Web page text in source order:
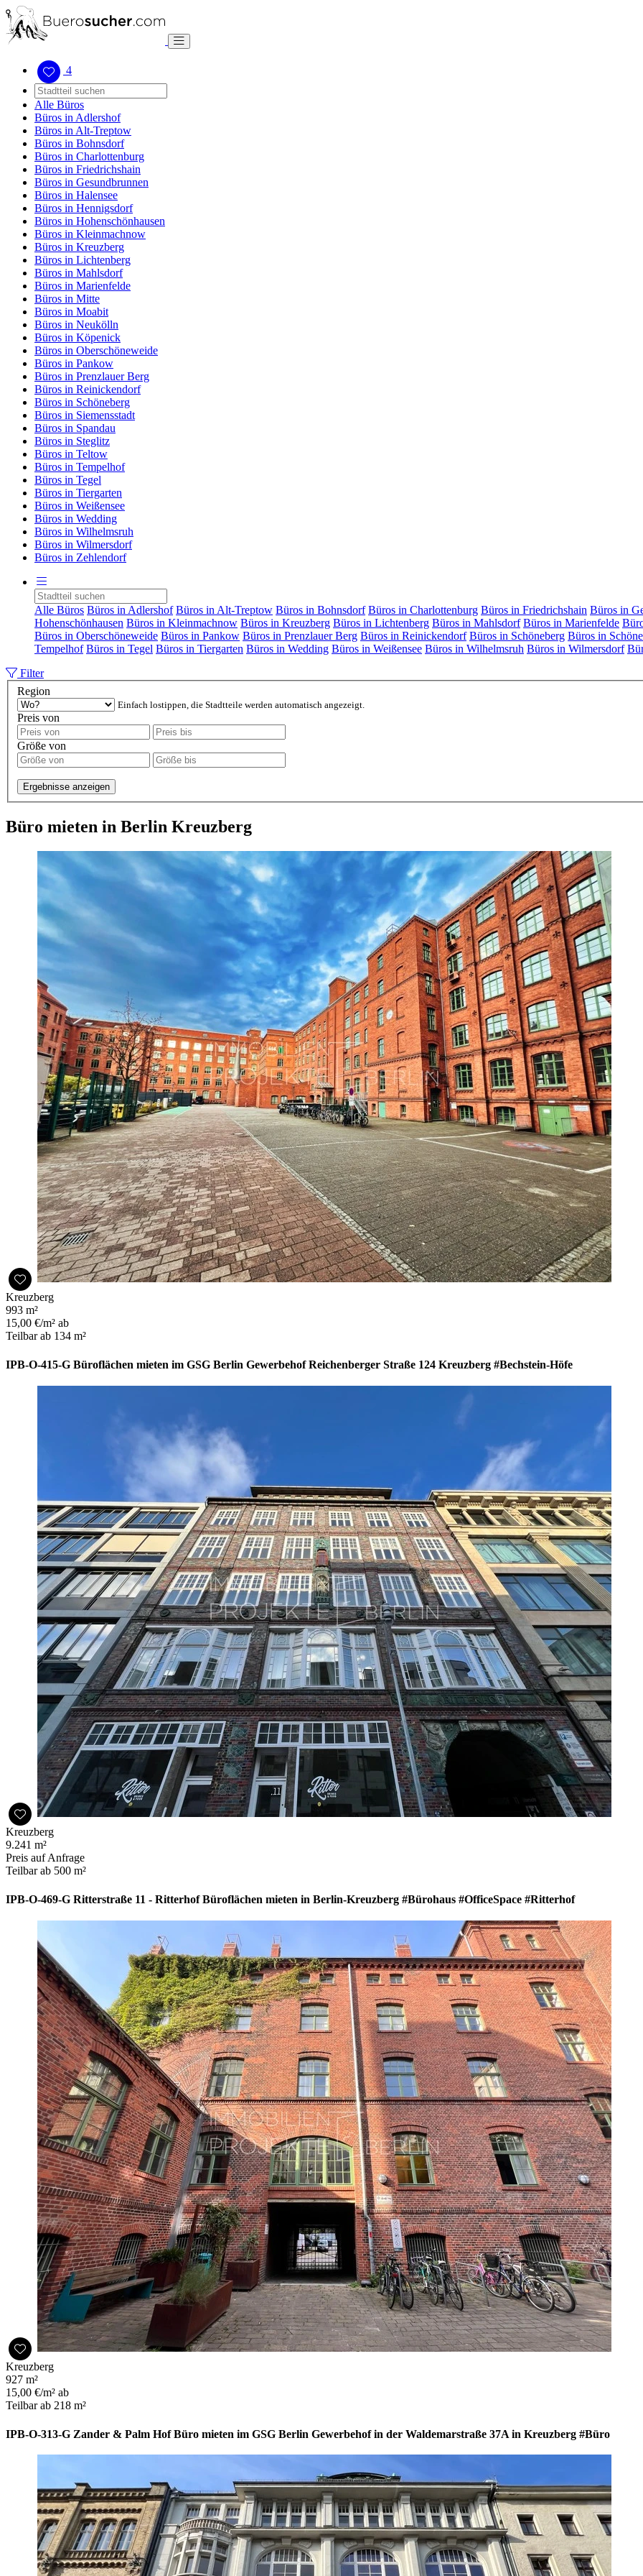
4
Alle Büros
Büros in Adlershof
Büros in Alt-Treptow
Büros in Bohnsdorf
Büros in Charlottenburg
Büros in Friedrichshain
Büros in Gesundbrunnen
Büros in Halensee
Büros in Hennigsdorf
Büros in Hohenschönhausen
Büros in Kleinmachnow
Büros in Kreuzberg
Büros in Lichtenberg
Büros in Mahlsdorf
Büros in Marienfelde
Büros in Mitte
Büros in Moabit
Büros in Neukölln
Büros in Köpenick
Büros in Oberschöneweide
Büros in Pankow
Büros in Prenzlauer Berg
Büros in Reinickendorf
Büros in Schöneberg
Büros in Siemensstadt
Büros in Spandau
Büros in Steglitz
Büros in Teltow
Büros in Tempelhof
Büros in Tegel
Büros in Tiergarten
Büros in Weißensee
Büros in Wedding
Büros in Wilhelmsruh
Büros in Wilmersdorf
Büros in Zehlendorf
Alle Büros Büros in Adlershof Büros in Alt-Treptow Büros in Bohnsdorf Büros in Charlottenburg Büros in Friedrichshain Büros in
Hohenschönhausen Büros in Kleinmachnow Büros in Kreuzberg Büros in Lichtenberg Büros in Mahlsdorf Büros in Marienfelde
Büros in Oberschöneweide Büros in Pankow Büros in Prenzlauer Berg Büros in Reinickendorf Büros in Schöneberg Büros in
Tempelhof Büros in Tegel Büros in Tiergarten Büros in Wedding Büros in Weißensee Büros in Wilhelmsruh Büros in Wilmersdorf
Filter
Region
Einfach lostippen, die Stadtteile werden automatisch angezeigt.
Preis von
Größe von
Ergebnisse anzeigen
Büro mieten in Berlin Kreuzberg
Kreuzberg
993 m²
15,00 €/m² ab
Teilbar ab 134 m²
IPB-O-415-G Büroflächen mieten im GSG Berlin Gewerbehof Reichenberger Straße 124 Kreuzberg #Bechstein-Höfe
Kreuzberg
9.241 m²
Preis auf Anfrage
Teilbar ab 500 m²
IPB-O-469-G Ritterstraße 11 - Ritterhof Büroflächen mieten in Berlin-Kreuzberg #Bürohaus #OfficeSpace #Ritterhof
Kreuzberg
927 m²
15,00 €/m² ab
Teilbar ab 218 m²
IPB-O-313-G Zander & Palm Hof Büro mieten im GSG Berlin Gewerbehof in der Waldemarstraße 37A in Kreuzberg #Büro